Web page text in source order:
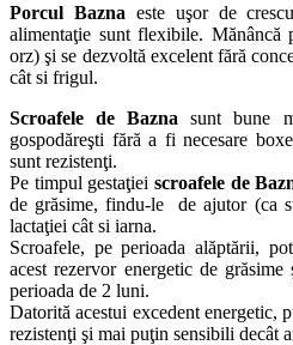
Porcul Bazna este uşor de
alimentaţie sunt flexibile. Mănâncă
orz) şi se dezvoltă excelent fără
cât si frigul.
Scroafele de Bazna sunt bune
gospodăreşti fără a fi necesare
sunt rezistenţi.
Pe timpul gestaţiei scroafele de
de grăsime, findu-le de ajutor (ca
lactaţiei cât si iarna.
Scroafele, pe perioada alăptării,
acest rezervor energetic de
perioada de 2 luni.
Datorită acestui excedent energetic,
rezistenţi şi mai puţin sensibili decât